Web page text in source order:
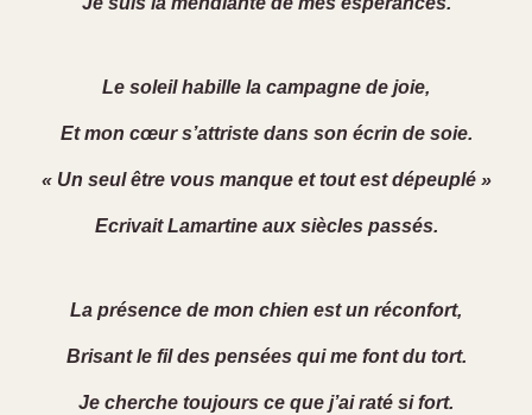
Le soleil habille la campagne de joie,
Et mon cœur s’attriste dans son écrin de soie.
« Un seul être vous manque et tout est dépeuplé »
Ecrivait Lamartine aux siècles passés.
La présence de mon chien est un réconfort,
Brisant le fil des pensées qui me font du tort.
Je cherche toujours ce que j’ai raté si fort.